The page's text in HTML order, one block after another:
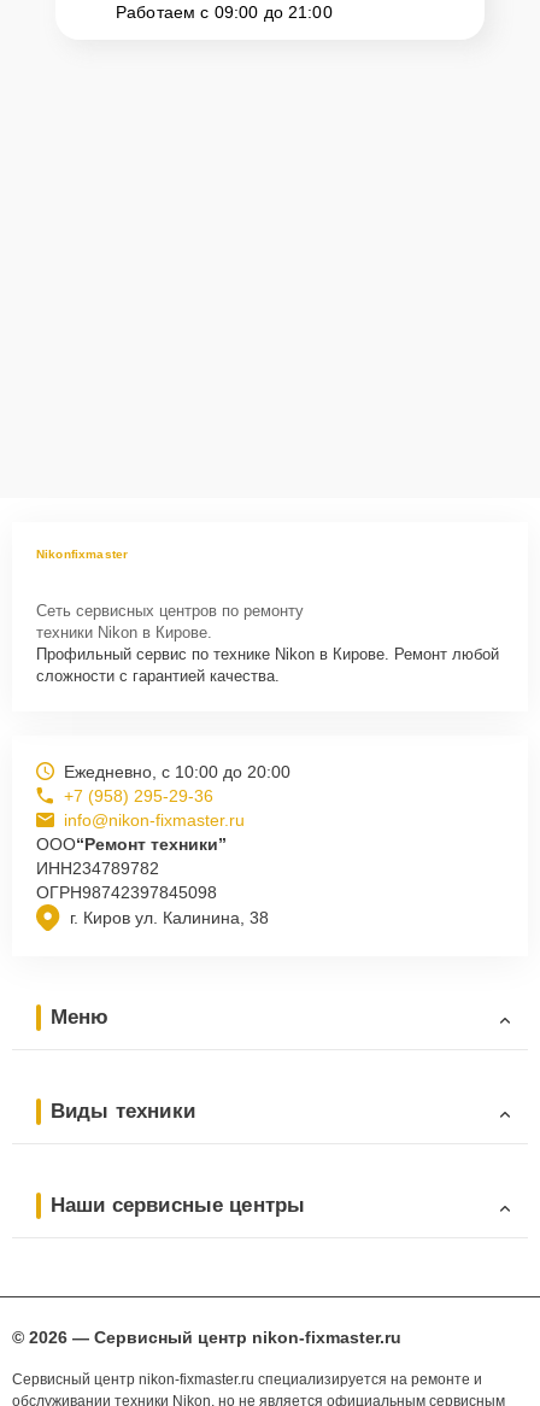
Работаем с 09:00 до 21:00
Nikonfixmaster
Сеть сервисных центров по ремонту
техники Nikon в Кирове.
Профильный сервис по технике Nikon в Кирове. Ремонт любой
сложности с гарантией качества.
г. Киров ул. Калинина, 38
Ежедневно, с 10:00 до 20:00
+7 (958) 295-29-36
info@nikon-fixmaster.ru
ООО“Ремонт техники”
ИНН234789782
ОГРН98742397845098
Меню
Виды техники
Наши сервисные центры
© 2026 — Сервисный центр nikon-fixmaster.ru
Сервисный центр nikon-fixmaster.ru специализируется на ремонте и
обслуживании техники Nikon, но не является официальным сервисным